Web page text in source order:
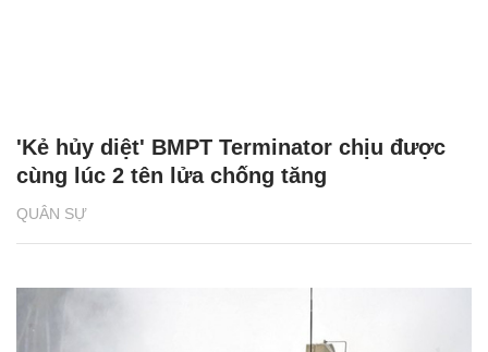
QUÂN SỰ
'Kẻ hủy diệt' BMPT Terminator chịu được
cùng lúc 2 tên lửa chống tăng